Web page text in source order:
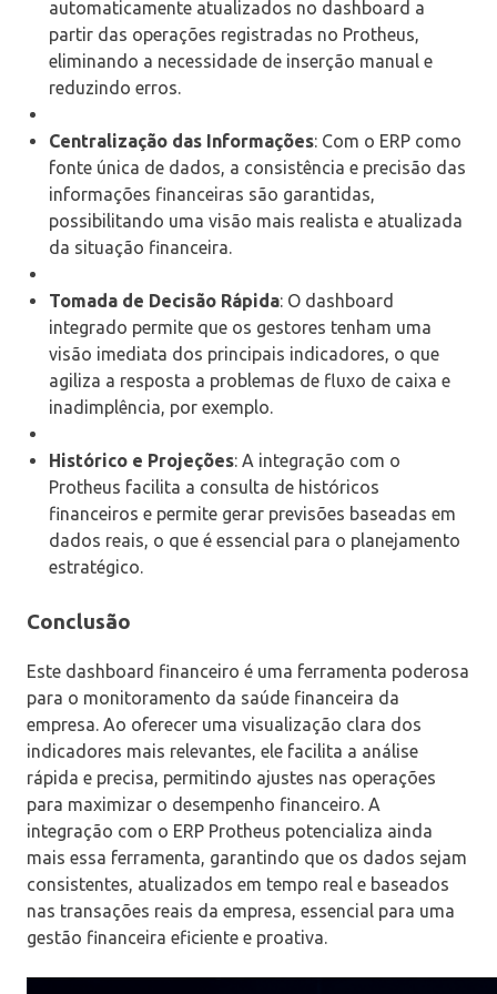
automaticamente atualizados no dashboard a
partir das operações registradas no Protheus,
eliminando a necessidade de inserção manual e
reduzindo erros.
Centralização das Informações: Com o ERP como
fonte única de dados, a consistência e precisão das
informações financeiras são garantidas,
possibilitando uma visão mais realista e atualizada
da situação financeira.
Tomada de Decisão Rápida: O dashboard
integrado permite que os gestores tenham uma
visão imediata dos principais indicadores, o que
agiliza a resposta a problemas de fluxo de caixa e
inadimplência, por exemplo.
Histórico e Projeções: A integração com o
Protheus facilita a consulta de históricos
financeiros e permite gerar previsões baseadas em
dados reais, o que é essencial para o planejamento
estratégico.
Conclusão
Este dashboard financeiro é uma ferramenta poderosa
para o monitoramento da saúde financeira da
empresa. Ao oferecer uma visualização clara dos
indicadores mais relevantes, ele facilita a análise
rápida e precisa, permitindo ajustes nas operações
para maximizar o desempenho financeiro. A
integração com o ERP Protheus potencializa ainda
mais essa ferramenta, garantindo que os dados sejam
consistentes, atualizados em tempo real e baseados
nas transações reais da empresa, essencial para uma
gestão financeira eficiente e proativa.